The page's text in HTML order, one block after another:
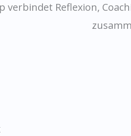
verbindet Reflexion,